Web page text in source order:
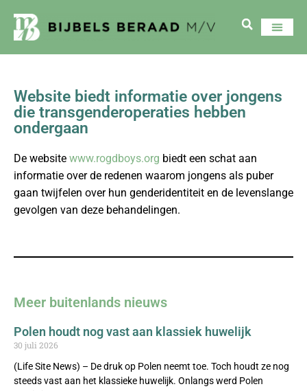
Website biedt informatie over jongens
die transgenderoperaties hebben
ondergaan
De website www.rogdboys.org biedt een schat aan
informatie over de redenen waarom jongens als puber
gaan twijfelen over hun genderidentiteit en de levenslange
gevolgen van deze behandelingen.
Meer buitenlands nieuws
Polen houdt nog vast aan klassiek huwelijk
30 juli 2026
(Life Site News) – De druk op Polen neemt toe. Toch houdt ze nog
steeds vast aan het klassieke huwelijk. Onlangs werd Polen